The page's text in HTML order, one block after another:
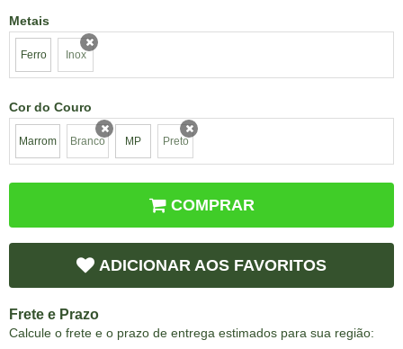
Metais
Ferro Inox
x
Cor do Couro
Marrom Branco
x MP Preto
x
COMPRAR
ADICIONAR AOS FAVORITOS
Frete e Prazo
Calcule o frete e o prazo de entrega estimados para sua região: